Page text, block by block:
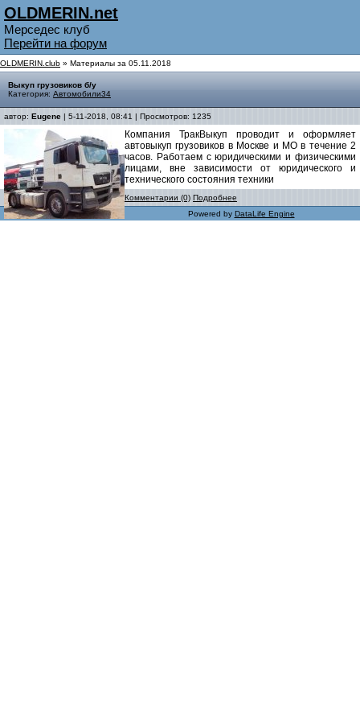
OLDMERIN.net
Мерседес клуб
Перейти на форум
OLDMERIN.club » Материалы за 05.11.2018
Выкуп грузовиков б/у
Категория: Автомобили34
автор: Eugene | 5-11-2018, 08:41 | Просмотров: 1235
Компания ТракВыкуп проводит и оформляет
автовыкуп грузовиков в Москве и МО в течение 2
часов. Работаем с юридическими и физическими
лицами, вне зависимости от юридического и
технического состояния техники
Комментарии (0) Подробнее
Powered by DataLife Engine